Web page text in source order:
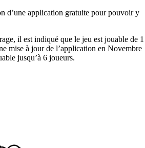
d’une application gratuite pour pouvoir y
il est indiqué que le jeu est jouable de 1
mise à jour de l’application en Novembre
jusqu’à 6 joueurs.